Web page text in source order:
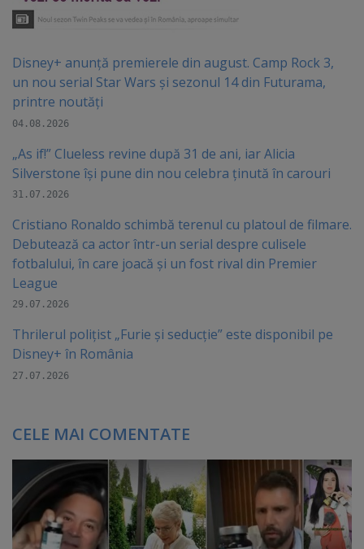
Disney+ anunță premierele din august. Camp Rock 3,
un nou serial Star Wars și sezonul 14 din Futurama,
printre noutăți
04.08.2026
„As if!” Clueless revine după 31 de ani, iar Alicia
Silverstone își pune din nou celebra ținută în carouri
31.07.2026
Cristiano Ronaldo schimbă terenul cu platoul de filmare.
Debutează ca actor într-un serial despre culisele
fotbalului, în care joacă şi un fost rival din Premier
League
29.07.2026
Thrilerul polițist „Furie și seducție” este disponibil pe
Disney+ în România
27.07.2026
CELE MAI COMENTATE